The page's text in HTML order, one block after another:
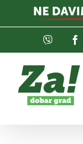
Viber